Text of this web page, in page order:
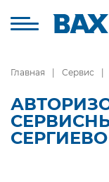
Главная Сервис